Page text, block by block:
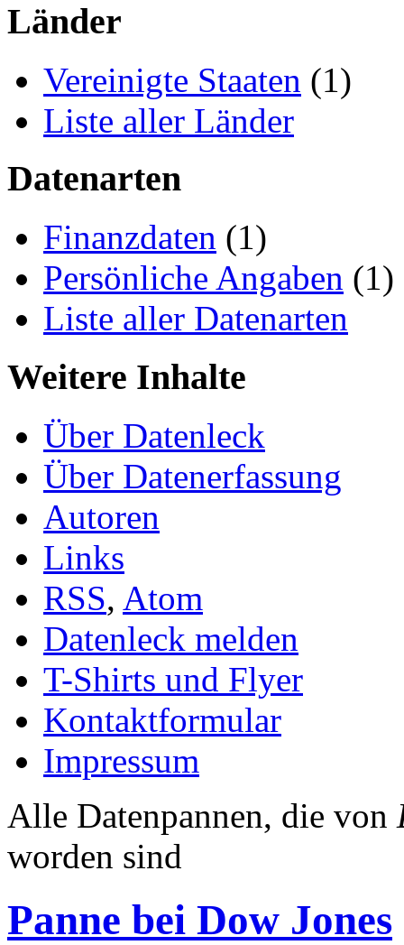
Länder
Vereinigte Staaten (1)
Liste aller Länder
Datenarten
Finanzdaten (1)
Persönliche Angaben (1)
Liste aller Datenarten
Weitere Inhalte
Über Datenleck
Über Datenerfassung
Autoren
Links
RSS, Atom
Datenleck melden
T-Shirts und Flyer
Kontaktformular
Impressum
Alle Datenpannen, die von
worden sind
Panne bei Dow Jones